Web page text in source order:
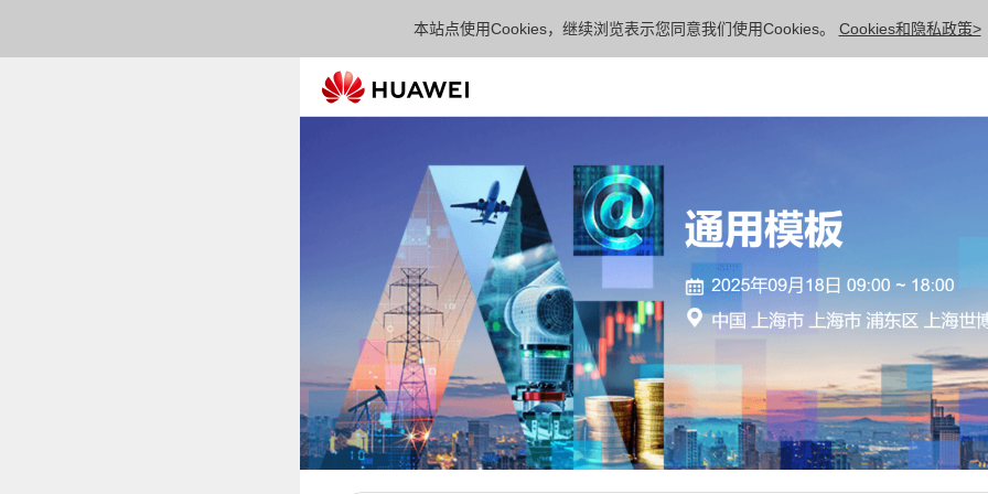
本站点使用Cookies，继续浏览表示您同意我们使用Cookies。 Cookies和隐私政策>